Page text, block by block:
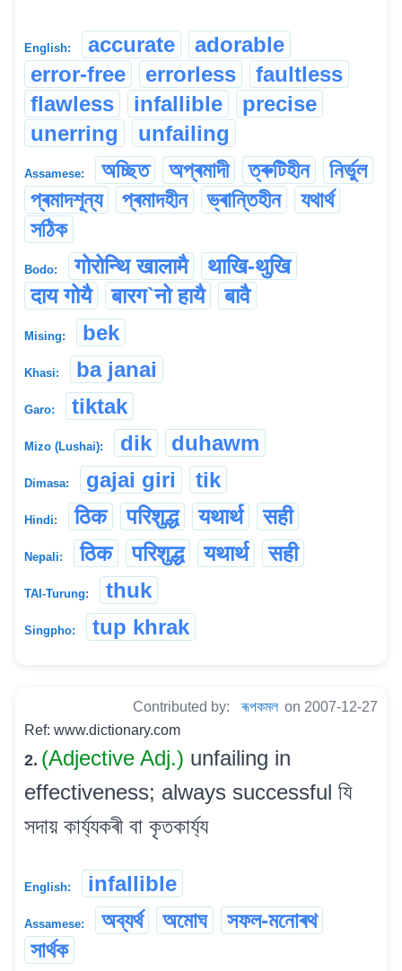
English: accurate
adorable
error-free
errorless
faultless
flawless
infallible
precise
unerring
unfailing
Assamese: অচ্ছিত অপ্ৰমাদী ত্ৰুটিহীন
নিৰ্ভুল
প্ৰমাদশূন্য
প্ৰমাদহীন ভ্ৰান্তিহীন
যথাৰ্থ
সঠিক
Bodo: गोरोन्थि खालामै
थाखि-थुखि
दाय गोयै
बारग`नो हायै बावै
Mising: bek
Khasi: ba janai
Garo: tiktak
Mizo (Lushai): dik duhawm
Dimasa: gajai giri tik
Hindi: ठिक परिशुद्ध यथार्थ सही
Nepali: ठिक परिशुद्ध यथार्थ सही
TAI-Turung: thuk
Singpho: tup khrak
Contributed by: ৰূপকমল on 2007-12-27
Ref: www.dictionary.com
2. (Adjective Adj.) unfailing in
effectiveness; always successful যি
সদায় কাৰ্য্যকৰী বা কৃতকাৰ্য্য
English: infallible
Assamese: অব্যৰ্থ অমোঘ
সফল-মনোৰথ
সাৰ্থক